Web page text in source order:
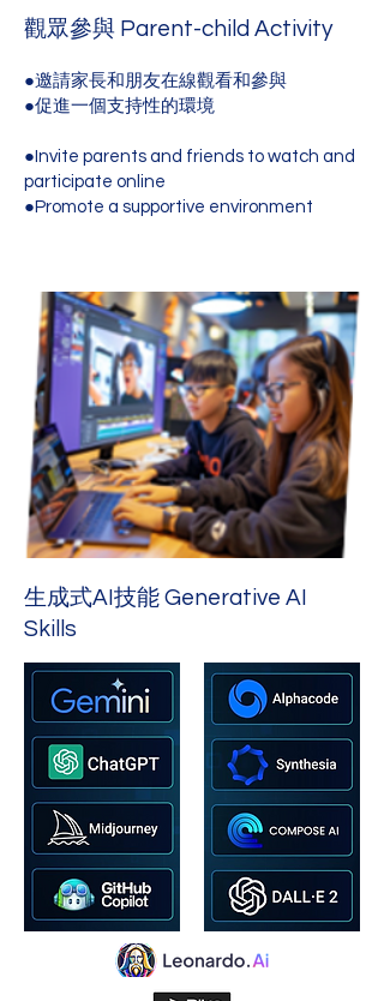
觀眾參與 Parent-child Activity
●邀請家長和朋友在線觀看和參與
●促進一個支持性的環境
●Invite parents and friends to watch and
participate online
●Promote a supportive environment
生成式AI技能 Generative AI
Skills